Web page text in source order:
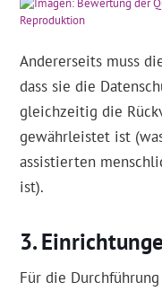
Andererseits muss
dass sie die
gleichzeitig die
gewährleistet ist
assistierten
ist).
Für die